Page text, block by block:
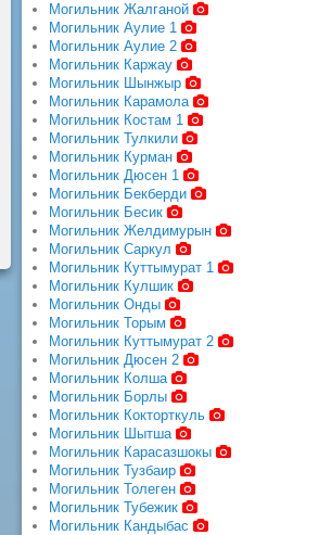
Могильник Жалганой
Могильник Аулие 1
Могильник Аулие 2
Могильник Каржау
Могильник Шынжыр
Могильник Карамола
Могильник Костам 1
Могильник Тулкили
Могильник Курман
Могильник Дюсен 1
Могильник Бекберди
Могильник Бесик
Могильник Желдимурын
Могильник Саркул
Могильник Куттымурат 1
Могильник Кулшик
Могильник Онды
Могильник Торым
Могильник Куттымурат 2
Могильник Дюсен 2
Могильник Колша
Могильник Борлы
Могильник Кокторткуль
Могильник Шытша
Могильник Карасазшокы
Могильник Тузбаир
Могильник Толеген
Могильник Тубежик
Могильник Кандыбас